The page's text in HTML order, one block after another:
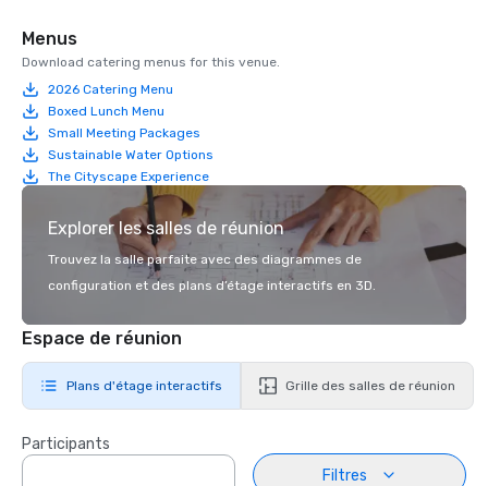
Menus
Download catering menus for this venue.
2026 Catering Menu
Boxed Lunch Menu
Small Meeting Packages
Sustainable Water Options
The Cityscape Experience
Explorer les salles de réunion
Trouvez la salle parfaite avec des diagrammes de
configuration et des plans d’étage interactifs en 3D.
Espace de réunion
Plans d'étage interactifs Grille des salles de réunion
Participants
Filtres